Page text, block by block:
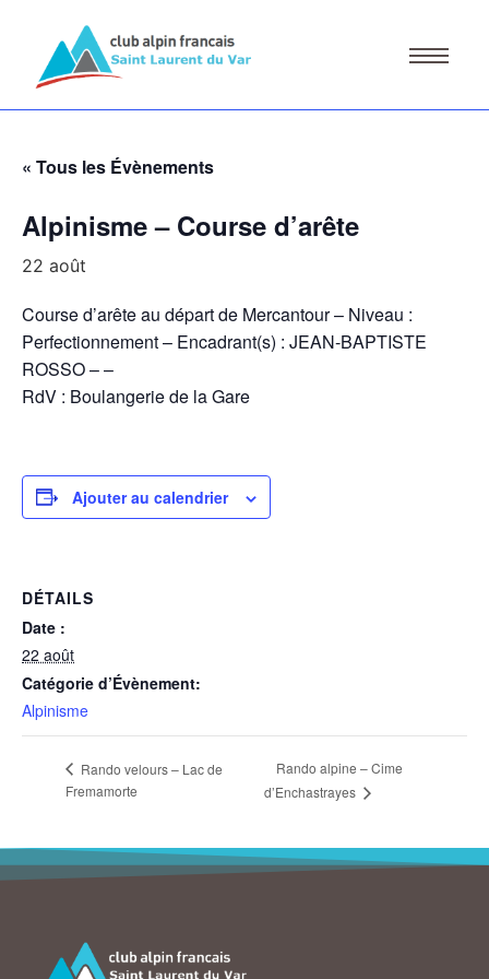
« Tous les Évènements
Alpinisme – Course d’arête
22 août
Course d’arête au départ de Mercantour – Niveau :
Perfectionnement – Encadrant(s) : JEAN-BAPTISTE
ROSSO – –
RdV : Boulangerie de la Gare
Ajouter au calendrier
DÉTAILS
Date :
22 août
Catégorie d’Évènement:
Alpinisme
Rando velours – Lac de
Fremamorte
Rando alpine – Cime
d’Enchastrayes